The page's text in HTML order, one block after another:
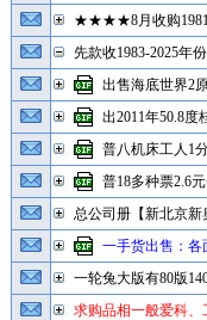
★★★★8月收购
先款收1983-2025年
出售海底世界2
出2011年50.8度
普八机床工人1
普18多种票2.6
总公司册【新北京新
一手货出售：
一轮兔大版有80版
求购品相一般爱科